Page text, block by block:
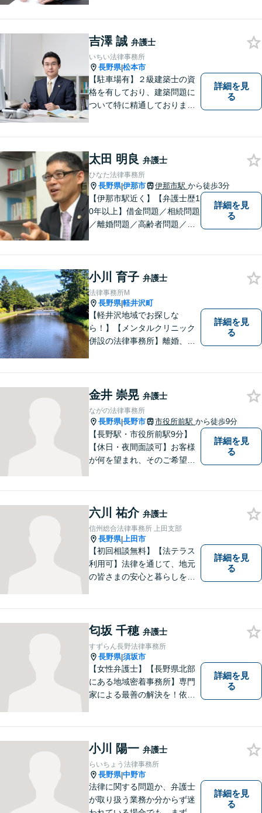
ります。最適なリーガルサー
ビスを提供いたします。まず
はお気軽にご相談ください。
吉澤 誠 弁護士
いちい法律事務所
長野県|松本市
【駐車場有】２級建築士の資
格を有しており、建築問題に
ついて特に精通しておりま
忙しい方もお気軽にご相談く
ださい。
詳細を見
る
太田 明良 弁護士
ひなた法律事務所
長野県|伊那市 伊那市駅 から徒歩3分
【伊那市駅近く】【弁護士歴1
0年以上】借金問題／相続問題
／離婚問題／高齢者問題／相
根ざした弁護士】もし何かお
困りな事がございましたらお
気軽にご相談ください。
詳細を見
る
小川 育子 弁護士
法律事務所M
長野県|軽井沢町
【軽井沢地域でお探しな
ら！】【メンタルクリニック
併設の法律事務所】離婚、男
望む方向で解決できるよう、
精一杯取り組んでまいりま
す。【子連れ相談可】
詳細を見
る
金井 崇晃 弁護士
ながの法律事務所
長野県|長野市 市役所前駅 から徒歩9分
【長野駅・市役所前駅9分】
【休日・夜間面談可】お客様
が何を望まれ、そのご希望を
合っています。 できる限り負
担を軽減し、スピーディーな
解決を目指すことを信条とし
ています。
詳細を見
る
六川 祐介 弁護士
信州総合法律事務所 上田支部
長野県|上田市
【初回相談無料】【法テラス
利用可】法律を通じて、地元
の皆さまの安心と暮らしを全
さい。どのようなご相談でも
真摯に向き合い、解決まで全
力で伴走します。【地域密着
型の法律事務所】
詳細を見
る
匂坂 千穂 弁護士
すずらん長野法律事務所
長野県|須坂市
【女性弁護士】【長野県北部
にある地域密着事務所】専門
家による最善の解決を！依頼
詳細を見
る
小川 陽一 弁護士
らいちょう法律事務所
長野県|中野市
法律に関する問題か、弁護士
が取り扱う業務か分からず迷
詳細を見
る